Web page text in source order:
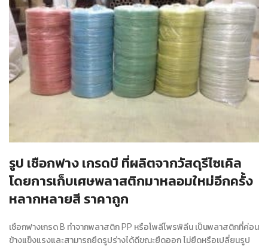
รูป เชือกฟาง เกรดบี ที่ผลิตจากวัสดุรีไซเคิล
โดยการเก็บเศษพลาสติกมาหลอมใหม่อีกครั้ง
หลากหลายสี ราคาถูก
เชือกฟางเกรด B ทำจากพลาสติก PP หรือโพลีโพรพิลีน เป็นพลาสติกที่ค่อน
ข้างแข็งแรงและสามารถยึดรูปร่างได้ดีขณะยืดออก ไม่ยืดหรือเปลี่ยนรูป